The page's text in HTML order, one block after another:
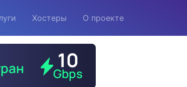
Хостеры О проекте